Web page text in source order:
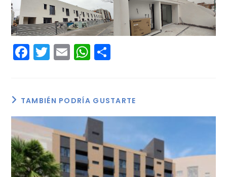
F
a
e
b
o
o
k
T
w
er
E
m
l
W
h
ts
A
p
p
p
ar
TAMBIÉN PODRÍA GUSTARTE